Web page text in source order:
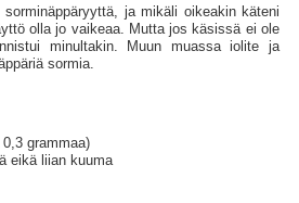
ja mikäli oikeakin käteni
olla jo vaikeaa. Mutta jos käsissä ei ole
minultakin. Muun muassa iolite ja
sormia.
grammaa)
eikä liian kuuma